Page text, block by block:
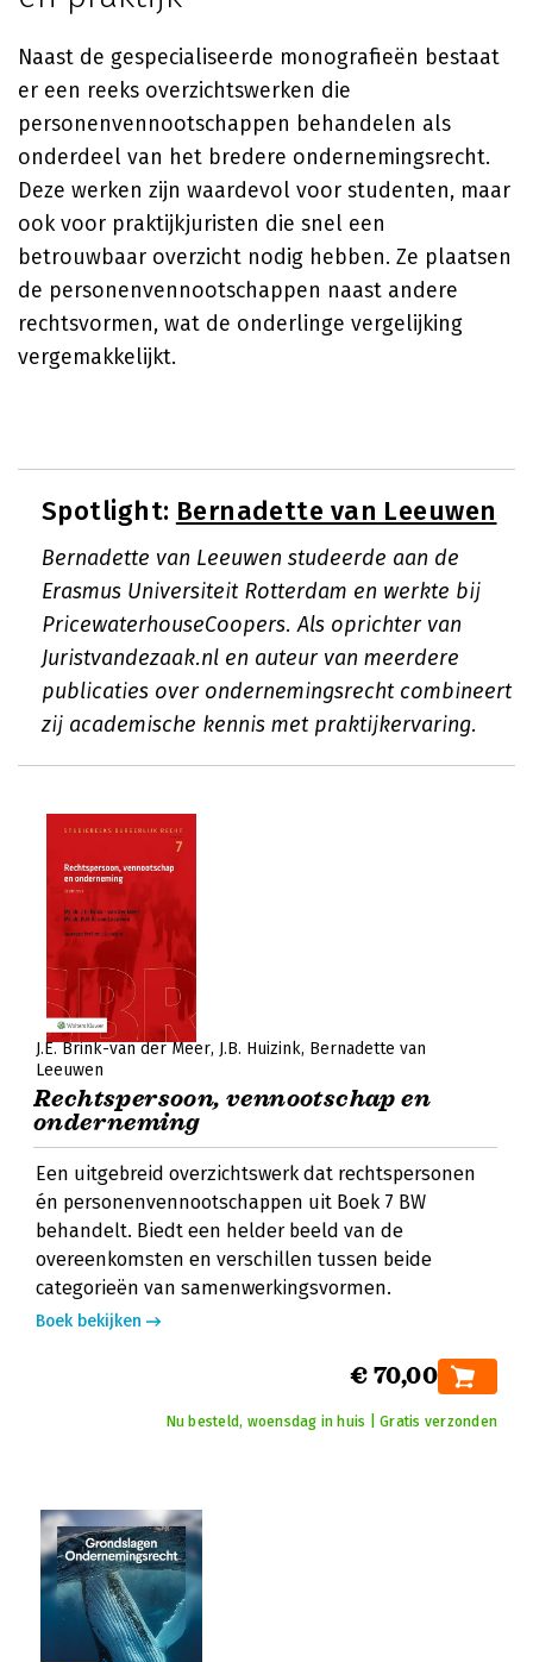
Naast de gespecialiseerde monografieën bestaat
er een reeks overzichtswerken die
personenvennootschappen behandelen als
onderdeel van het bredere ondernemingsrecht.
Deze werken zijn waardevol voor studenten, maar
ook voor praktijkjuristen die snel een
betrouwbaar overzicht nodig hebben. Ze plaatsen
de personenvennootschappen naast andere
rechtsvormen, wat de onderlinge vergelijking
vergemakkelijkt.
Spotlight: Bernadette van Leeuwen
Bernadette van Leeuwen studeerde aan de
Erasmus Universiteit Rotterdam en werkte bij
PricewaterhouseCoopers. Als oprichter van
Juristvandezaak.nl en auteur van meerdere
publicaties over ondernemingsrecht combineert
zij academische kennis met praktijkervaring.
J.E. Brink-van der Meer J.B. Huizink Bernadette van
Leeuwen
Rechtspersoon, vennootschap en
onderneming
Een uitgebreid overzichtswerk dat rechtspersonen
én personenvennootschappen uit Boek 7 BW
behandelt. Biedt een helder beeld van de
overeenkomsten en verschillen tussen beide
categorieën van samenwerkingsvormen.
Boek bekijken
€ 70,00
Nu besteld, woensdag in huis | Gratis verzonden